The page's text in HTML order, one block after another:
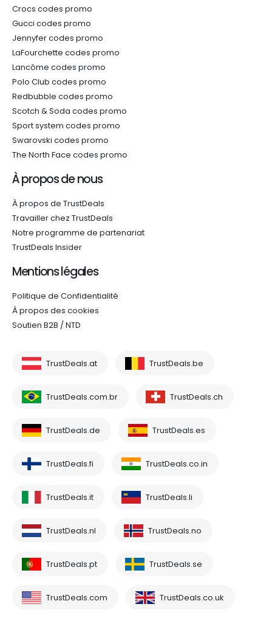
Crocs codes promo
Gucci codes promo
Jennyfer codes promo
LaFourchette codes promo
Lancôme codes promo
Polo Club codes promo
Redbubble codes promo
Scotch & Soda codes promo
Sport system codes promo
Swarovski codes promo
The North Face codes promo
À propos de nous
À propos de TrustDeals
Travailler chez TrustDeals
Notre programme de partenariat
TrustDeals Insider
Mentions légales
Politique de Confidentialité
À propos des cookies
Soutien B2B / NTD
TrustDeals.at TrustDeals.be
TrustDeals.com.br TrustDeals.ch
TrustDeals.de TrustDeals.es
TrustDeals.fi TrustDeals.co.in
TrustDeals.it TrustDeals.li
TrustDeals.nl TrustDeals.no
TrustDeals.pt TrustDeals.se
TrustDeals.com TrustDeals.co.uk